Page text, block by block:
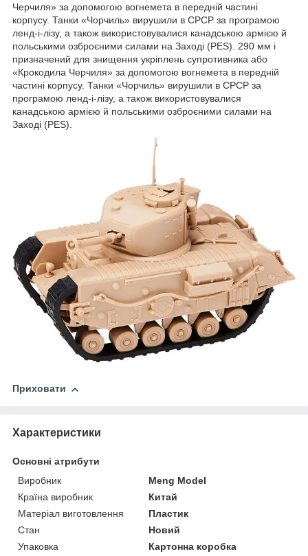
Черчиля» за допомогою вогнемета в передній частині
корпусу. Танки «Чорчиль» вирушили в СРСР за програмою
ленд-і-лізу, а також використовувалися канадською армією й
польськими озброєними силами на Заході (PES). 290 мм і
призначений для знищення укріплень супротивника або
«Крокодила Черчиля» за допомогою вогнемета в передній
частині корпусу. Танки «Чорчиль» вирушили в СРСР за
програмою ленд-і-лізу, а також використовувалися
канадською армією й польськими озброєними силами на
Заході (PES).
Приховати
Характеристики
Основні атрибути
Виробник
Meng Model
Країна виробник
Китай
Матеріал виготовлення
Пластик
Стан
Новий
Упаковка
Картонна коробка